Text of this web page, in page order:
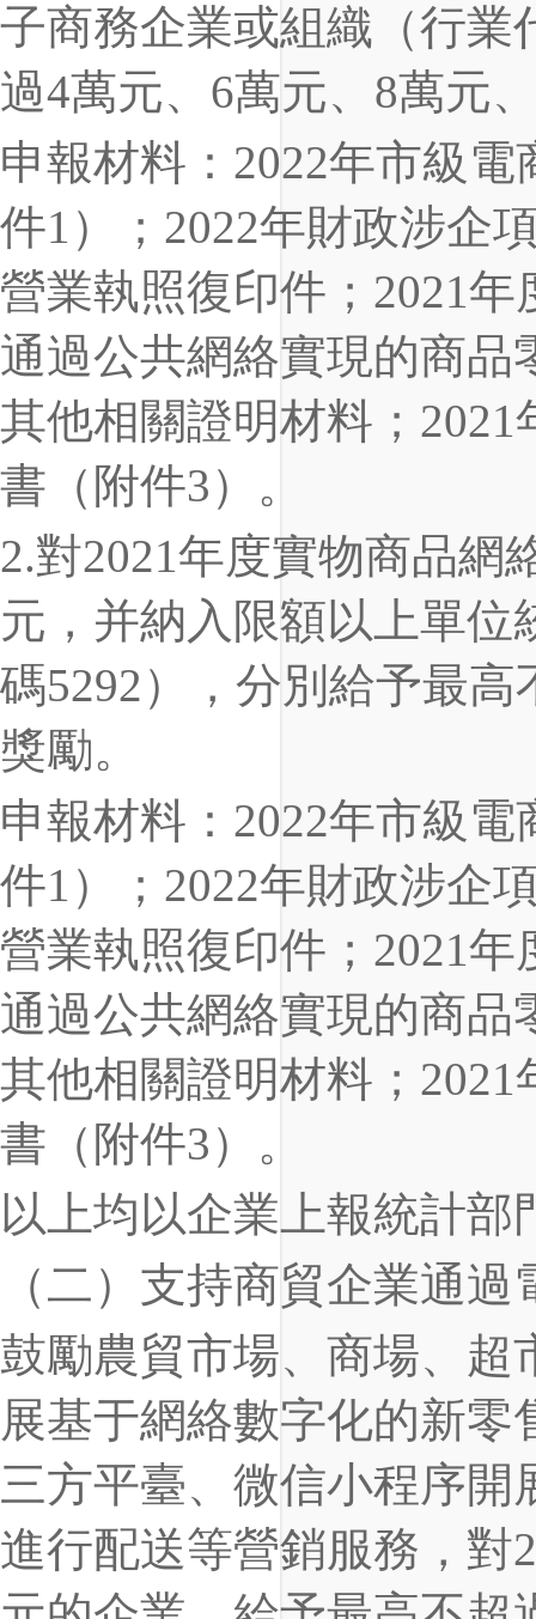
子商務企業或組織（行業
過4萬元、6萬元、8萬元
申報材料：2022年市級
件1）；2022年財政涉企
營業執照復印件；2021
通過公共網絡實現的商品
其他相關證明材料；
書（附件3）。
2.對2021年度實物商品網
元，并納入限額以上單
碼5292），分別給予最
獎勵。
申報材料：2022年市級
件1）；2022年財政涉企
營業執照復印件；2021
通過公共網絡實現的商品
其他相關證明材料；
書（附件3）。
以上均以企業上報統計部
（二）支持商貿企業通
鼓勵農貿市場、商場、超
展基于網絡數字化的新
三方平臺、微信小程序
進行配送等營銷服務，對